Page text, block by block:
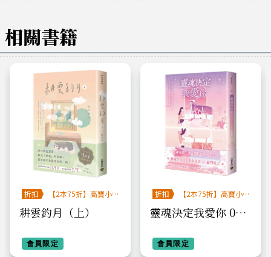
相關書籍
折扣
【2本75折】高寶小
耕雲釣月（上）
會員限定
折扣
【2本75折】高寶小
靈魂決定我愛你 04
會員限定